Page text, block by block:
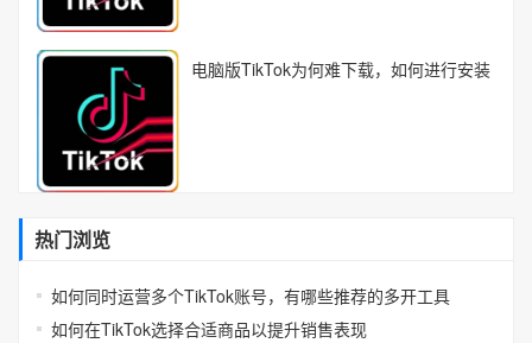
电脑版TikTok为何难下载，如何进行安装
热门浏览
如何同时运营多个TikTok账号，有哪些推荐的多开工具
如何在TikTok选择合适商品以提升销售表现